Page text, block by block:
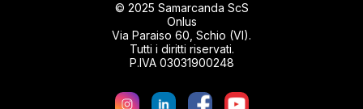
© 2025 Samarcanda ScS
Onlus
Via Paraiso 60, Schio (VI).
Tutti i diritti riservati.
P.IVA 03031900248